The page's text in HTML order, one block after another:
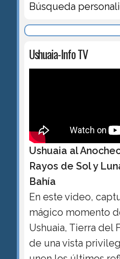
Búsqueda
Ushuaia-Info TV
Ushuaia al
Rayos de Sol y
Bahía
En este video,
mágico momento
Ushuaia, Tierra del
de una vista